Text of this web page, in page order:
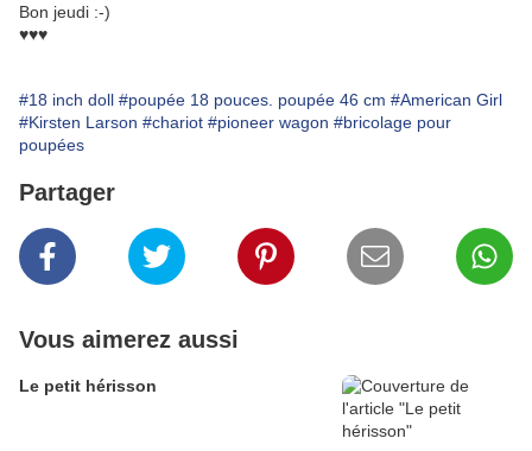
Bon jeudi :-)
♥♥♥
#18 inch doll #poupée 18 pouces. poupée 46 cm #American Girl
#Kirsten Larson #chariot #pioneer wagon #bricolage pour
poupées
Partager
Vous aimerez aussi
Le petit hérisson